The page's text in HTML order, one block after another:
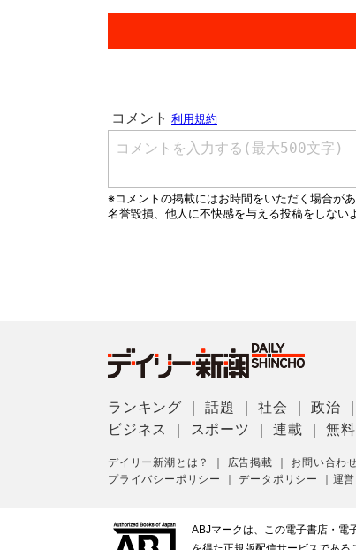
ランキング ｜話題 ｜社会 ｜政治
ビジネス
スポーツ ｜連載 ｜無
デイリー新潮とは？ 広告掲載 お問い合わ
プライバシーポリシー
｜データポリシー 運
ABJマークは、この電子書店・電